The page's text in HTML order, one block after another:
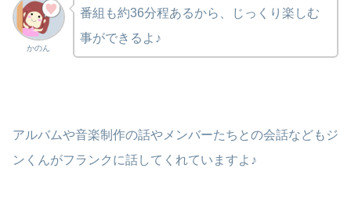
かのん
番組も約36分程あるから、じっくり楽しむ
事ができるよ♪
アルバムや音楽制作の話やメンバーたちとの会話などもジ
ンくんがフランクに話してくれていますよ♪